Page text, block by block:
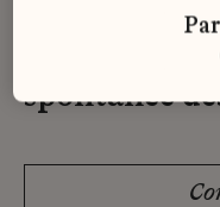
qui
Envoyez-
spontanée